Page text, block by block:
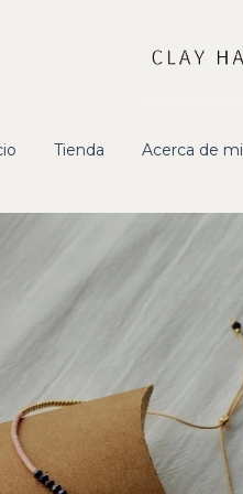
Tienda Acerca de mi